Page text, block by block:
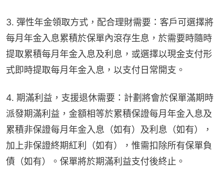
3. 彈性年金領取方式，配合理財需要：客戶可選擇將
每月年金入息累積於保單內滾存生息，於需要時隨時
提取累積每月年金入息及利息，或選擇以現金支付形
式即時提取每月年金入息，以支付日常開支。
4. 期滿利益，支援退休需要：計劃將會於保單滿期時
派發期滿利益，金額相等於累積保證每月年金入息及
累積非保證每月年金入息（如有）及利息（如有），
加上非保證終期紅利（如有），惟需扣除所有保單負
債（如有）。保單將於期滿利益支付後終止。